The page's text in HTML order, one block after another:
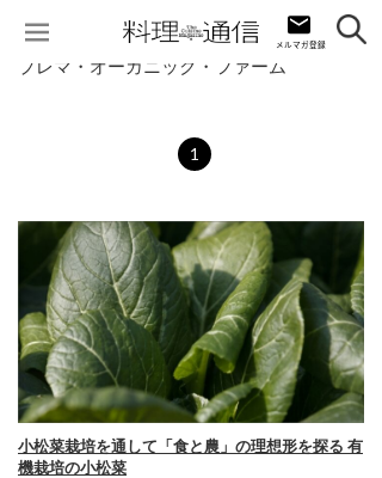
プレマ・オーガニック・ファーム
1
小松菜栽培を通して「食と農」の理想形を探る 有
機栽培の小松菜